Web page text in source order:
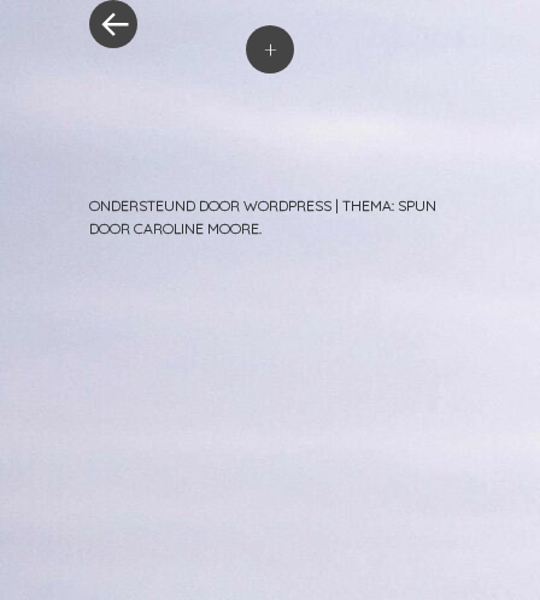
+
ONDERSTEUND DOOR WORDPRESS | THEMA: SPUN
DOOR CAROLINE MOORE